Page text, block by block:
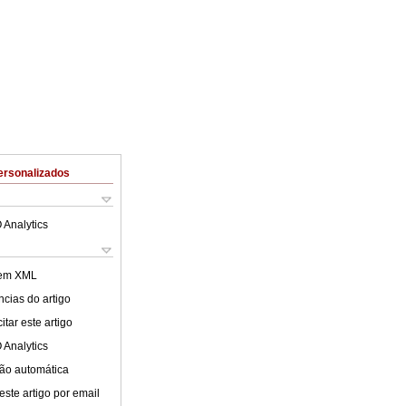
Analytics
XML
do artigo
este artigo
Analytics
automática
artigo por email